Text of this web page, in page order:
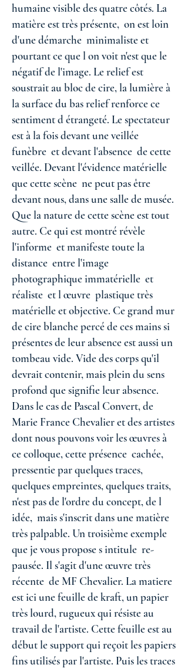
humaine visible des quatre côtés. La
matière est très présente, on est loin
d'une démarche minimaliste et
pourtant ce que l on voit n'est que le
négatif de l'image. Le relief est
soustrait au bloc de cire, la lumière à
la surface du bas relief renforce ce
sentiment d étrangeté. Le spectateur
est à la fois devant une veillée
funèbre et devant l'absence de cette
veillée. Devant l'évidence matérielle
que cette scène ne peut pas être
devant nous, dans une salle de musée.
Que la nature de cette scène est tout
autre. Ce qui est montré révèle
l'informe et manifeste toute la
distance entre l'image
photographique immatérielle et
réaliste et l œuvre plastique très
matérielle et objective. Ce grand mur
de cire blanche percé de ces mains si
présentes de leur absence est aussi un
tombeau vide. Vide des corps qu'il
devrait contenir, mais plein du sens
profond que signifie leur absence.
Dans le cas de Pascal Convert, de
Marie France Chevalier et des artistes
dont nous pouvons voir les œuvres à
ce colloque, cette présence cachée,
pressentie par quelques traces,
quelques empreintes, quelques traits,
n'est pas de l'ordre du concept, de l
idée, mais s'inscrit dans une matière
très palpable. Un troisième exemple
que je vous propose s intitule re-
pausée. Il s'agit d'une œuvre très
récente de MF Chevalier. La matiere
est ici une feuille de kraft, un papier
très lourd, rugueux qui résiste au
travail de l'artiste. Cette feuille est au
début le support qui reçoit les papiers
fins utilisés par l'artiste. Puis les traces